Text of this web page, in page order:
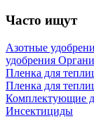
Часто ищут
Азотные
удобрения
Пленка для
Пленка для
Комплектующие
Инсектициды